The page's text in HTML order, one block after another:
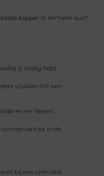
beste kapper in Arnhem kunt
jij nodig hebt
stukken tot een
en tieners
in de
bij een crematie